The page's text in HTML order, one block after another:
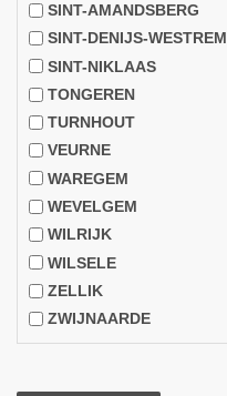
SINT-AMANDSBERG
SINT-DENIJS-WESTREM
SINT-NIKLAAS
TONGEREN
TURNHOUT
VEURNE
WAREGEM
WEVELGEM
WILRIJK
WILSELE
ZELLIK
ZWIJNAARDE